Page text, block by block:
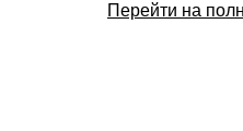
Перейти на